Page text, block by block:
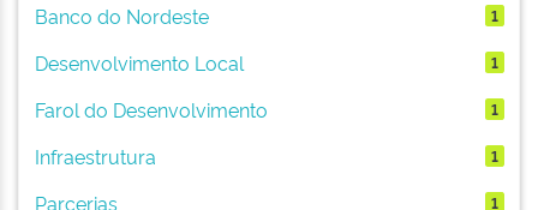
Banco do Nordeste
1
Desenvolvimento Local 1
Farol do Desenvolvimento 1
Infraestrutura 1
Parcerias 1